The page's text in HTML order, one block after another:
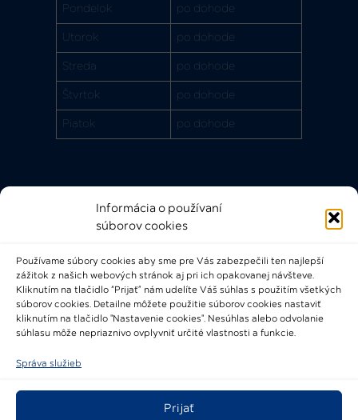
Informácia o používaní
súborov cookies
Používame súbory cookies aby sme pre Vás zabezpečili ten najlepší
zážitok z našich webových stránok aj pri ich opakovanej návšteve.
Kliknutím na tlačidlo “Prijať” nám udelíte Váš súhlas s použitím všetkých
súborov cookies. Detailne môžete použitie súborov cookies nastaviť
kliknutím na tlačidlo "Nastavenie cookies". Nesúhlas alebo odvolanie
súhlasu môže nepriaznivo ovplyvniť určité vlastnosti a funkcie.
Správa služieb
Prijať
Pondelok po dohode
Utorok po dohode
Streda po dohode
Štvrtok po dohode
Piatok po dohode
Rýchle odkazy
Bádateľský poriadok
Knižničný a výpožičný poriadok
Všeobecné podmienky
2021-2024 © Národné osvetové centrum